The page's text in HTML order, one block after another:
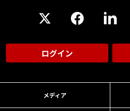
ログイン
メディア